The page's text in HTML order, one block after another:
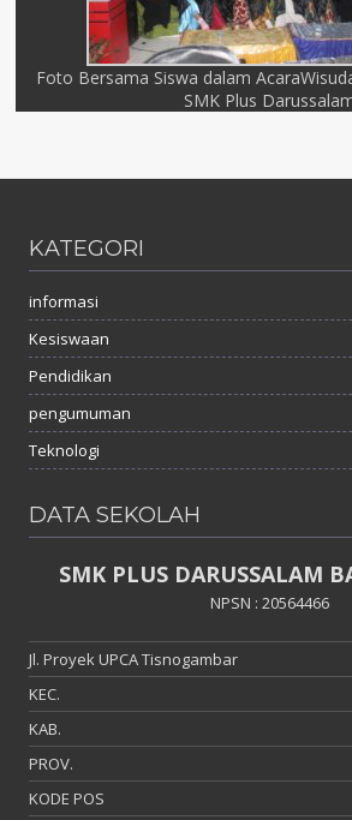
Foto Bersama Siswa dalam
SMK Plus
KATEGORI
informasi
Kesiswaan
Pendidikan
pengumuman
Teknologi
DATA SEKOLAH
SMK PLUS DARUSSALAM
NPSN : 20564466
Jl. Proyek UPCA Tisnogambar
KEC.
KAB.
PROV.
KODE POS